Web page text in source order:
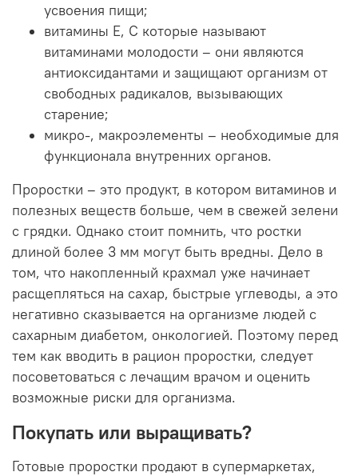
усвоения пищи;
витамины E, C которые называют
витаминами молодости – они являются
антиоксидантами и защищают организм от
свободных радикалов, вызывающих
старение;
микро-, макроэлементы – необходимые для
функционала внутренних органов.
Проростки – это продукт, в котором витаминов и
полезных веществ больше, чем в свежей зелени
с грядки. Однако стоит помнить, что ростки
длиной более 3 мм могут быть вредны. Дело в
том, что накопленный крахмал уже начинает
расщепляться на сахар, быстрые углеводы, а это
негативно сказывается на организме людей с
сахарным диабетом, онкологией. Поэтому перед
тем как вводить в рацион проростки, следует
посоветоваться с лечащим врачом и оценить
возможные риски для организма.
Покупать или выращивать?
Готовые проростки продают в супермаркетах,